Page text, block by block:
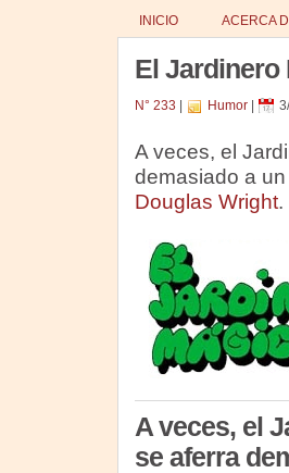
INICIO ACERCA
El Jardinero
N° 233 Humor|
A veces, el
demasiado a
Douglas Wright.
A veces, el
se aferra